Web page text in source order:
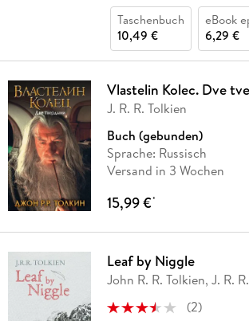
Taschenbuch
10,49 €
eBook
6,29 €
Vlastelin Kolec. Dve
J. R. R. Tolkien
Buch (gebunden)
Sprache: Russisch
Versand in 3 Wochen
15,99 €*
Leaf by Niggle
John R. R. Tolkien, J. R.
(2)